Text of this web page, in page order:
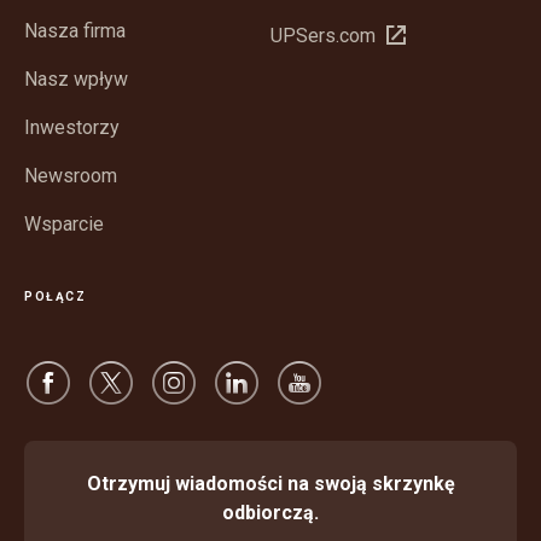
Nasza firma
Nasz wpływ
Inwestorzy
Newsroom
Wsparcie
nowym
UPSers.com Otwórz
POŁĄCZ
Otrzymuj wiadomości na swoją skrzynkę
odbiorczą.